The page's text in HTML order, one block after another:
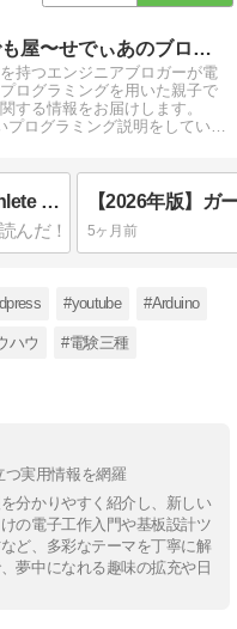
電気屋ときどき何でも屋〜せでぃあのブログ〜 |
持つエンジニアブロガーが電
ログラミングを用いた親子で
する情報をお届けします。
ログラミング説明をしていま
GARMIN Forerunner 70とForeAthlete 55を徹底比較！初心者ランナーはどっちを選ぶべき？
5ヶ月前
#youtube #Arduino
ハウ #電験三種
つ実用情報を網羅
分かりやすく紹介し、新しい
の電子工作入門や基板設計ツ
ど、多彩なテーマを丁寧に解
夢中になれる趣味の拡充や日